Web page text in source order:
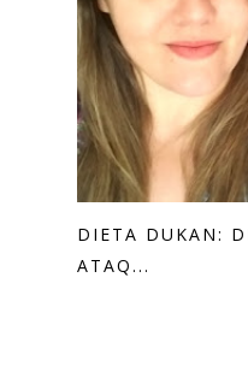
DIETA DUKAN:
ATAQ...